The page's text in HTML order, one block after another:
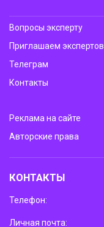
Вопросы эксперту
Приглашаем экспертов
Телеграм
Контакты
Реклама на сайте
Авторские права
КОНТАКТЫ
Телефон:
Личная почта: